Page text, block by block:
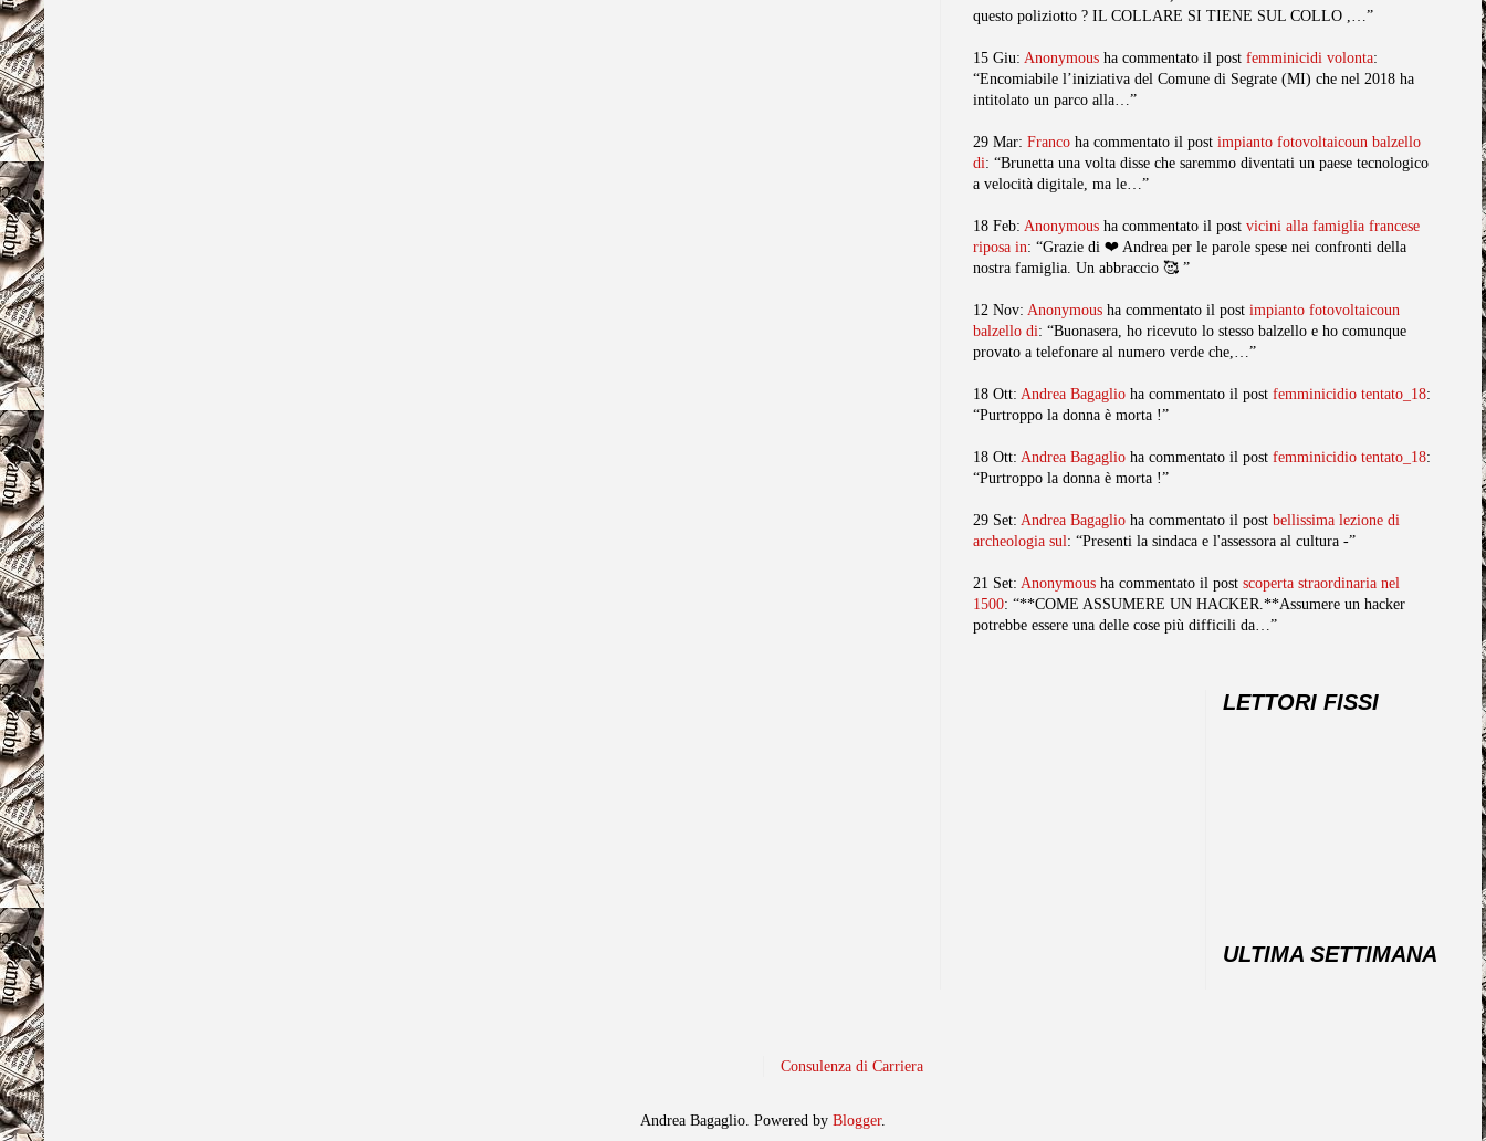
questo poliziotto ? IL COLLARE SI TIENE SUL COLLO ,…”
15 Giu: Anonymous ha commentato il post femminicidi volonta:
“Encomiabile l’iniziativa del Comune di Segrate (MI) che nel 2018 ha
intitolato un parco alla…”
29 Mar: Franco ha commentato il post impianto fotovoltaicoun balzello
di: “Brunetta una volta disse che saremmo diventati un paese tecnologico
a velocità digitale, ma le…”
18 Feb: Anonymous ha commentato il post vicini alla famiglia francese
riposa in: “Grazie di ❤️ Andrea per le parole spese nei confronti della
nostra famiglia. Un abbraccio 🥰 ”
12 Nov: Anonymous ha commentato il post impianto fotovoltaicoun
balzello di: “Buonasera, ho ricevuto lo stesso balzello e ho comunque
provato a telefonare al numero verde che,…”
18 Ott: Andrea Bagaglio ha commentato il post femminicidio tentato_18:
“Purtroppo la donna è morta !”
18 Ott: Andrea Bagaglio ha commentato il post femminicidio tentato_18:
“Purtroppo la donna è morta !”
29 Set: Andrea Bagaglio ha commentato il post bellissima lezione di
archeologia sul: “Presenti la sindaca e l'assessora al cultura -”
21 Set: Anonymous ha commentato il post scoperta straordinaria nel
1500: “**COME ASSUMERE UN HACKER.**Assumere un hacker
potrebbe essere una delle cose più difficili da…”
LETTORI FISSI
ULTIMA SETTIMANA
Consulenza di Carriera
Andrea Bagaglio. Powered by Blogger.